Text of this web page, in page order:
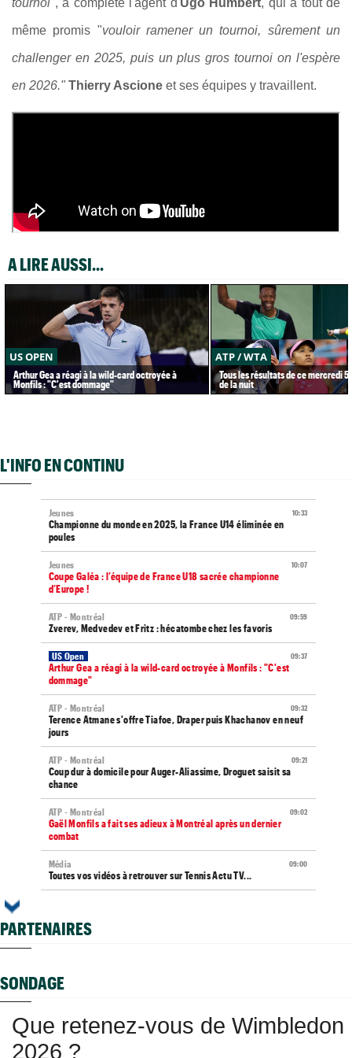
même promis "vouloir ramener un tournoi, sûrement un
challenger en 2025, puis un plus gros tournoi on l'espère
en 2026." Thierry Ascione et ses équipes y travaillent.
A LIRE AUSSI...
US OPEN
Arthur Gea a réagi à la wild-card octroyée à
Monfils : "C'est dommage"
ATP / WTA
Tous les résultats de ce mercredi
de la nuit
L'INFO EN CONTINU
10:33
Jeunes
Championne du monde en 2025, la France U14 éliminée en
poules
10:07
Jeunes
Coupe Galéa : l’équipe de France U18 sacrée championne
d’Europe !
09:59
ATP - Montréal
Zverev, Medvedev et Fritz : hécatombe chez les favoris
09:37
US Open
Arthur Gea a réagi à la wild-card octroyée à Monfils : "C'est
dommage"
09:32
ATP - Montréal
Terence Atmane s'offre Tiafoe, Draper puis Khachanov en neuf
jours
09:21
ATP - Montréal
Coup dur à domicile pour Auger-Aliassime, Droguet saisit sa
chance
09:02
ATP - Montréal
Gaël Monfils a fait ses adieux à Montréal après un dernier
combat
09:00
Média
Toutes vos vidéos à retrouver sur Tennis Actu TV...
ATP - Blessure
Les galères continuent pour Sebastian Korda, opéré du dos...
08:00
Jeunes
Les Bleus U16 ont décroché une deuxième médaille européenne
en 2026
PARTENAIRES
SONDAGE
Que retenez-vous de Wimbledon
2026 ?